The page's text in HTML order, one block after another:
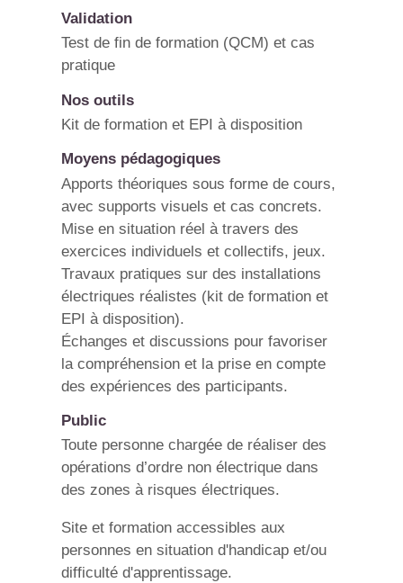
Validation
Test de fin de formation (QCM) et cas
pratique
Nos outils
Kit de formation et EPI à disposition
Moyens pédagogiques
Apports théoriques sous forme de cours,
avec supports visuels et cas concrets.
Mise en situation réel à travers des
exercices individuels et collectifs, jeux.
Travaux pratiques sur des installations
électriques réalistes (kit de formation et
EPI à disposition).
Échanges et discussions pour favoriser
la compréhension et la prise en compte
des expériences des participants.
Public
Toute personne chargée de réaliser des
opérations d’ordre non électrique dans
des zones à risques électriques.
Site et formation accessibles aux
personnes en situation d'handicap et/ou
difficulté d'apprentissage.